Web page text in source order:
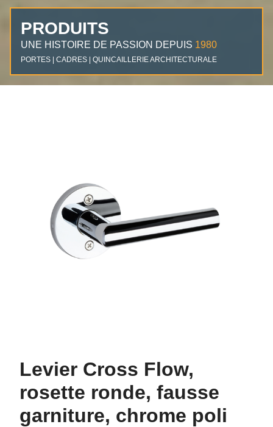
PRODUITS
UNE HISTOIRE DE PASSION DEPUIS 1980
PORTES | CADRES | QUINCAILLERIE ARCHITECTURALE
Levier Cross Flow,
rosette ronde, fausse
garniture, chrome poli